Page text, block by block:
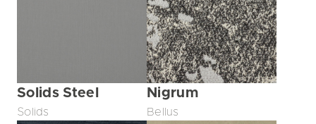
Solids Steel
Solids
Nigrum
Bellus